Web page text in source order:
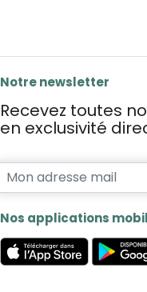
Notre newsletter
Recevez toutes
en exclusivité
Nos applications